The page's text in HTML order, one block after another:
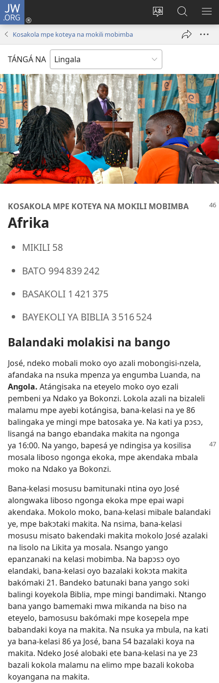
JW.ORG
Tyá
monɔkɔ
mosusu
Kokɔta
na
fenɛtrɛ
Luká
JW.ORG
Kosakola mpe koteya na mokili mobimba
TÁNGÁ NA
KOSAKOLA MPE KOTEYA NA MOKILI MOBIMBA
Afrika
MIKILI 58
BATO 994 839 242
BASAKOLI 1 421 375
BAYEKOLI YA BIBLIA 3 516 524
Balandaki molakisi na bango
José, ndeko mobali moko oyo azali mobongisi-nzela,
afandaka na nsuka mpenza ya engumba Luanda, na
Angola. Atángisaka na eteyelo moko oyo ezali
pembeni ya Ndako ya Bokonzi. Lokola azali na bizaleli
malamu mpe ayebi kotángisa, bana-kelasi na ye 86
balingaka ye mingi mpe batosaka ye. Na kati ya pɔsɔ,
lisangá na bango ebandaka makita na ngonga
ya 16:00. Na yango, bapesá ye ndingisa ya kosilisa
mosala liboso ngonga ekoka, mpe akendaka mbala
moko na Ndako ya Bokonzi.
Bana-kelasi mosusu bamitunaki ntina oyo José
alongwaka liboso ngonga ekoka mpe epai wapi
akendaka. Mokolo moko, bana-kelasi mibale balandaki
ye, mpe bakɔtaki makita. Na nsima, bana-kelasi
mosusu misato bakendaki makita mokolo José azalaki
na lisolo na Likita ya mosala. Nsango yango
epanzanaki na kelasi mobimba. Na bapɔsɔ oyo
elandaki, bana-kelasi oyo bazalaki kokɔta makita
bakómaki 21. Bandeko batunaki bana yango soki
balingi koyekola Biblia, mpe mingi bandimaki. Ntango
bana yango bamemaki mwa mikanda na biso na
eteyelo, bamosusu bakómaki mpe kosepela mpe
babandaki koya na makita. Na nsuka ya mbula, na kati
ya bana-kelasi 86 ya José, bana 54 bazalaki koya na
makita. Ndeko José alobaki ete bana-kelasi na ye 23
bazali kokola malamu na elimo mpe bazali kokoba
koyangana na makita.